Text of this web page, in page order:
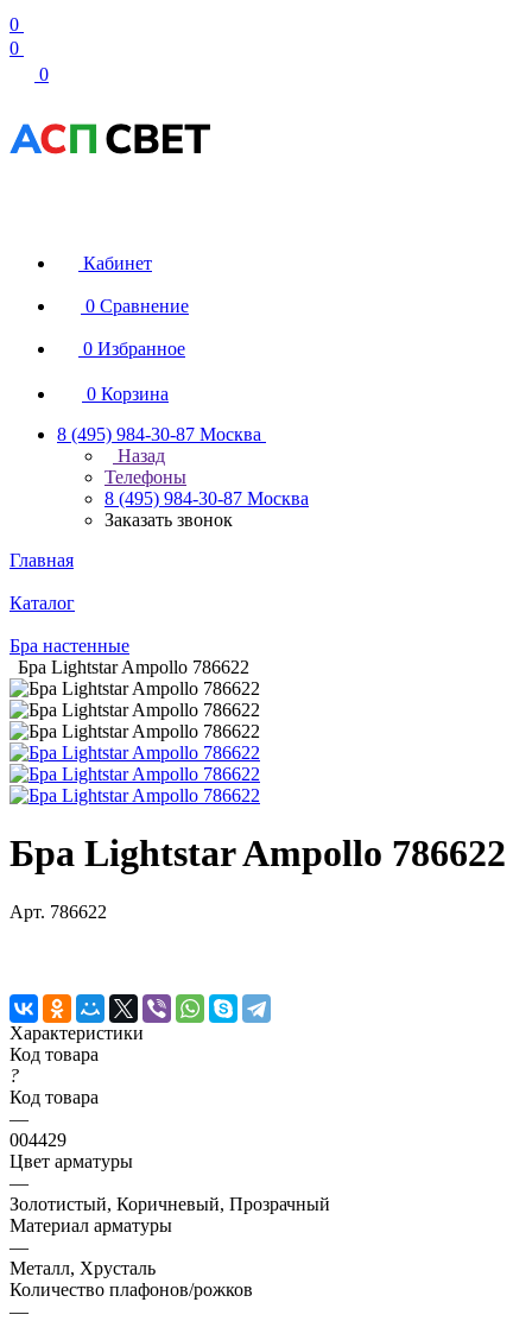
0
0
0
Кабинет
0 Сравнение
0 Избранное
0 Корзина
8 (495) 984-30-87 Москва
Назад
Телефоны
8 (495) 984-30-87 Москва
Заказать звонок
Главная
Каталог
Бра настенные
Бра Lightstar Ampollo 786622
Бра Lightstar Ampollo 786622
Арт. 786622
Характеристики
Код товара
?
Код товара
—
004429
Цвет арматуры
—
Золотистый, Коричневый, Прозрачный
Материал арматуры
—
Металл, Хрусталь
Количество плафонов/рожков
—